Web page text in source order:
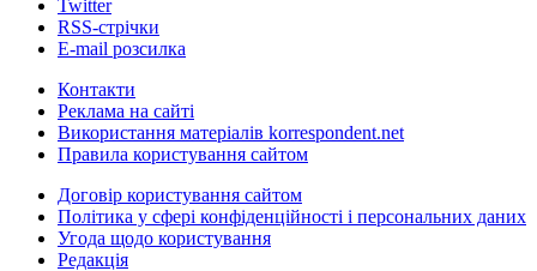
Twitter
RSS-стрічки
E-mail розсилка
Контакти
Реклама на сайті
Використання матеріалів korrespondent.net
Правила користування сайтом
Договір користування сайтом
Політика у сфері конфіденційності і персональних даних
Угода щодо користування
Редакція